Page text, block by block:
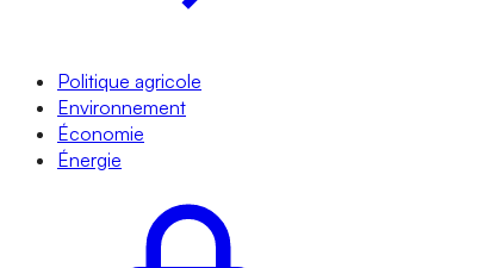
Politique agricole
Environnement
Économie
Énergie